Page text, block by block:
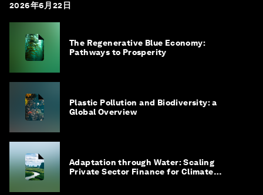
2026年6月22日
The Regenerative Blue Economy:
Pathways to Prosperity
Plastic Pollution and Biodiversity: a
Global Overview
Adaptation through Water: Scaling
Private Sector Finance for Climate